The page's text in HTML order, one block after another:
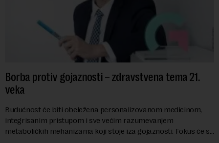
Borba protiv gojaznosti – zdravstvena tema 21.
veka
Budućnost će biti obeležena personalizovanom medicinom,
integrisanim pristupom i sve većim razumevanjem
metaboličkih mehanizama koji stoje iza gojaznosti. Fokus će se